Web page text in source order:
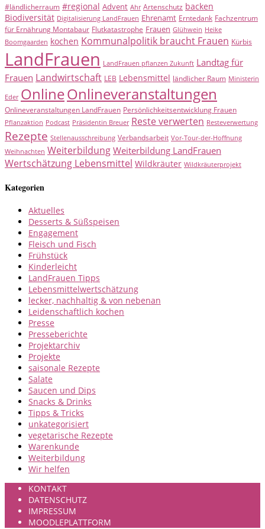
#ländlicherraum #regional Advent Ahr Artenschutz backen
Biodiversität Digitalisierung LandFrauen Ehrenamt Erntedank Fachzentrum
für Ernährung Montabaur Flutkatastrophe Frauen Glühwein Heike
Boomgaarden kochen Kommunalpolitik braucht Frauen Kürbis
LandFrauen LandFrauen pflanzen Zukunft Landtag für
Frauen Landwirtschaft LEB Lebensmittel ländlicher Raum Ministerin
Eder OnlineOnlineveranstaltungen
Onlineveranstaltungen LandFrauen Persönlichkeitsentwicklung Frauen
Pflanzaktion Podcast Präsidentin Breuer Reste verwerten Resteverwertung
Rezepte Stellenausschreibung Verbandsarbeit Vor-Tour-der-Hoffnung
Weihnachten Weiterbildung Weiterbildung LandFrauen
Wertschätzung Lebensmittel Wildkräuter Wildkräuterprojekt
Kategorien
Aktuelles
Desserts & Süßspeisen
Engagement
Fleisch und Fisch
Frühstück
Kinderleicht
LandFrauen Tipps
Lebensmittelwertschätzung
lecker, nachhaltig & von nebenan
Leidenschaftlich kochen
Presse
Presseberichte
Projektarchiv
Projekte
saisonale Rezepte
Salate
Saucen und Dips
Snacks & Drinks
Tipps & Tricks
unkategorisiert
vegetarische Rezepte
Warenkunde
Weiterbildung
Wir helfen
KONTAKT
DATENSCHUTZ
IMPRESSUM
MOODLEPLATTFORM